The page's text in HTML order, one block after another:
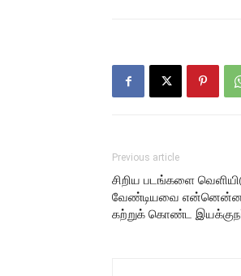
Previous article
சிறிய படங்களை
வேண்டியவை என்னென்ன?
கற்றுக் கொண்ட